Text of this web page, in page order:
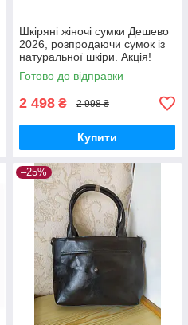
Шкіряні жіночі сумки Дешево
2026, розпродаючи сумок із
натуральної шкіри. Акція!
Готово до відправки
2 498 ₴ 2 998 ₴
Купити
–25%